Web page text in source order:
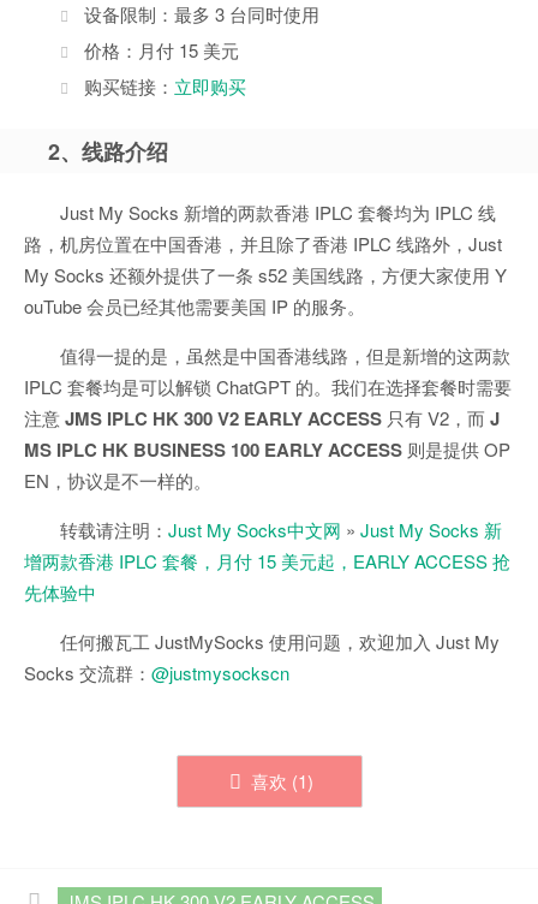
设备限制：最多 3 台同时使用
价格：月付 15 美元
购买链接： 立即购买
2、线路介绍
Just My Socks 新增的两款香港 IPLC 套餐均为 IPLC 线
路，机房位置在中国香港，并且除了香港 IPLC 线路外，Just
My Socks 还额外提供了一条 s52 美国线路，方便大家使用 Y
ouTube 会员已经其他需要美国 IP 的服务。
值得一提的是，虽然是中国香港线路，但是新增的这两款
IPLC 套餐均是可以解锁 ChatGPT 的。我们在选择套餐时需要
注意JMS IPLC HK 300 V2 EARLY ACCESS 只有 V2，而 J
MS IPLC HK BUSINESS 100 EARLY ACCESS 则是提供 OP
EN，协议是不一样的。
转载请注明： Just My Socks中文网 » Just My Socks 新
增两款香港 IPLC 套餐，月付 15 美元起，EARLY ACCESS 抢
先体验中
任何搬瓦工 JustMySocks 使用问题，欢迎加入 Just My
Socks 交流群： @justmysockscn
喜欢 (1)